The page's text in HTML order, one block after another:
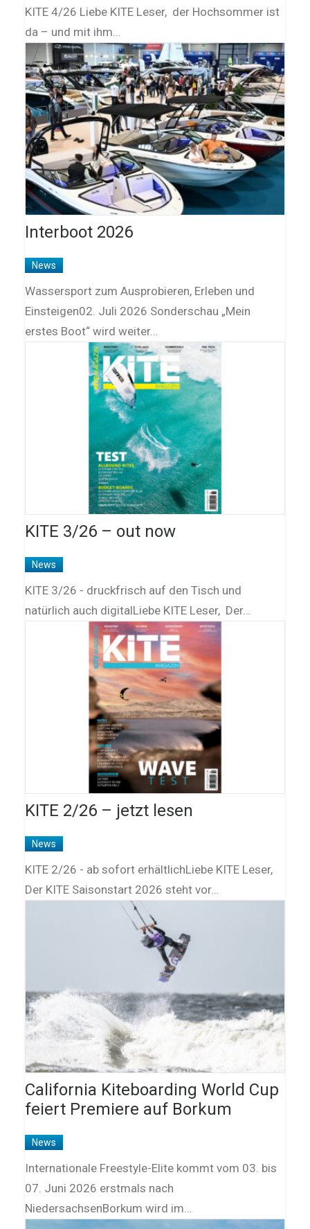
KITE 4/26 Liebe KITE Leser, der Hochsommer ist
da – und mit ihm…
Interboot 2026
News
Wassersport zum Ausprobieren, Erleben und
Einsteigen02. Juli 2026 Sonderschau „Mein
erstes Boot“ wird weiter…
KITE 3/26 – out now
News
KITE 3/26 - druckfrisch auf den Tisch und
natürlich auch digitalLiebe KITE Leser, Der…
KITE 2/26 – jetzt lesen
News
KITE 2/26 - ab sofort erhältlichLiebe KITE Leser,
Der KITE Saisonstart 2026 steht vor…
California Kiteboarding World Cup
feiert Premiere auf Borkum
News
Internationale Freestyle-Elite kommt vom 03. bis
07. Juni 2026 erstmals nach
NiedersachsenBorkum wird im…